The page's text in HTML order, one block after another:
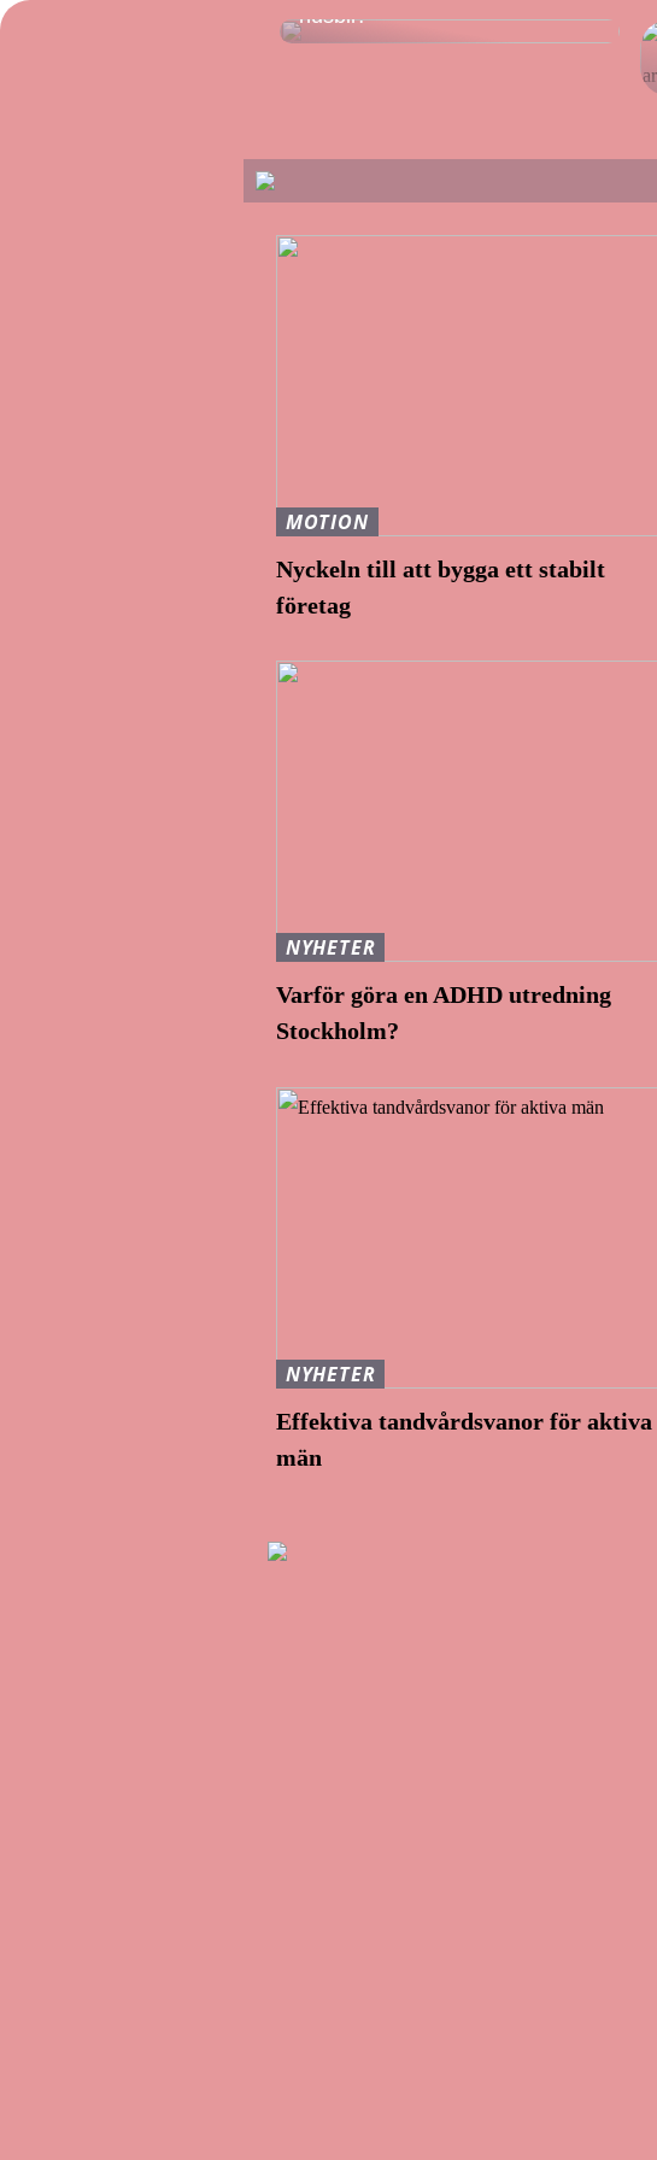
husbil?
MOTION
Nyckeln till att bygga ett stabilt
företag
NYHETER
Varför göra en ADHD utredning
Stockholm?
NYHETER
Effektiva tandvårdsvanor för aktiva
män